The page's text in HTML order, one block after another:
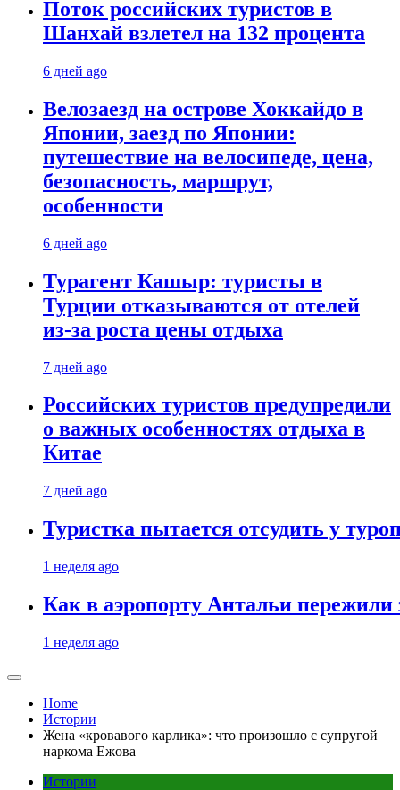
Поток российских туристов в
Шанхай взлетел на 132 процента
6 дней ago
Велозаезд на острове Хоккайдо в
Японии, заезд по Японии:
путешествие на велосипеде, цена,
безопасность, маршрут,
особенности
6 дней ago
Турагент Кашыр: туристы в
Турции отказываются от отелей
из-за роста цены отдыха
7 дней ago
Российских туристов предупредили
о важных особенностях отдыха в
Китае
7 дней ago
Туристка пытается отсудить у
1 неделя ago
Как в аэропорту Антальи
1 неделя ago
Home
Истории
Жена «кровавого карлика»: что произошло с супругой
наркома Ежова
Истории